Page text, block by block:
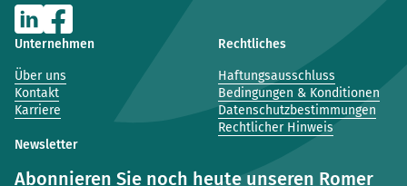
Unternehmen
Über uns
Kontakt
Karriere
Rechtliches
Haftungsausschluss
Bedingungen & Konditionen
Datenschutzbestimmungen
Rechtlicher Hinweis
Newsletter
Abonnieren Sie noch heute unseren Romer